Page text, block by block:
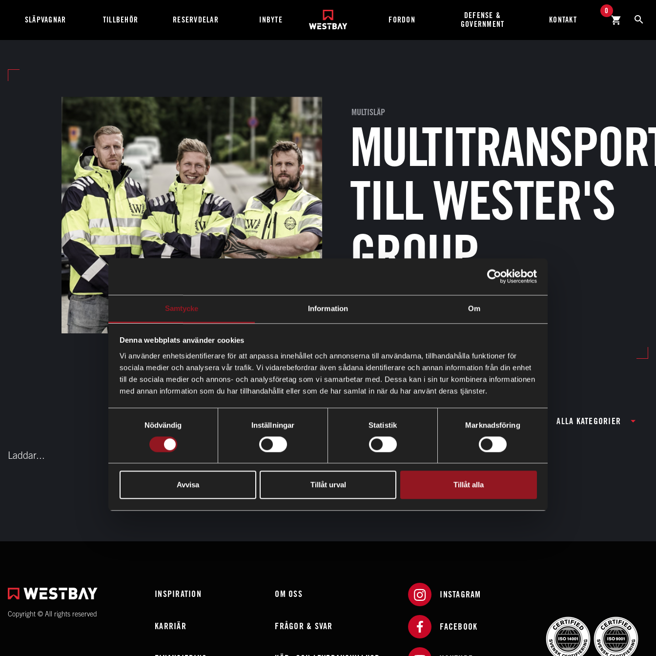
Samtycke Information Om
Denna webbplats använder cookies
Vi använder enhetsidentifierare för att anpassa innehållet och annonserna till användarna, tillhandahålla funktioner för
sociala medier och analysera vår trafik. Vi vidarebefordrar även sådana identifierare och annan information från din enhet
till de sociala medier och annons- och analysföretag som vi samarbetar med. Dessa kan i sin tur kombinera informationen
med annan information som du har tillhandahållit eller som de har samlat in när du har använt deras tjänster.
Nödvändig
Inställningar Statistik Marknadsföring
Avvisa Tillåt urval Tillåt alla
SLÄPVAGNAR TILLBEHÖR RESERVDELAR INBYTE FORDON
DEFENSE &
GOVERNMENT
KONTAKT
0
MULTISLÄP
TILL WESTER'S
GROUP
ALLA KATEGORIER
Laddar...
Copyright © All rights reserved
INSPIRATION OM OSS
KARRIÄR FRÅGOR & SVAR
INSTAGRAM
FACEBOOK